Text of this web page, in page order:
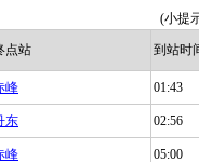
(小提
点站 到站时
峰 01:43
东 02:56
峰 05:00